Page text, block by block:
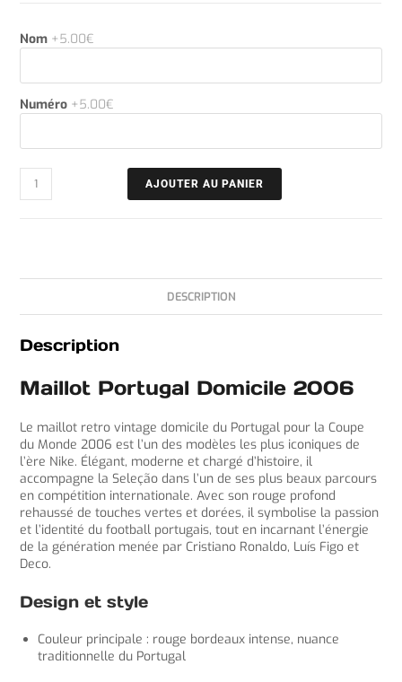
Nom +5.00€
Numéro +5.00€
AJOUTER AU PANIER
DESCRIPTION
Description
Maillot Portugal Domicile 2006
Le maillot retro vintage domicile du Portugal pour la Coupe
du Monde 2006 est l’un des modèles les plus iconiques de
l’ère Nike. Élégant, moderne et chargé d’histoire, il
accompagne la Seleção dans l’un de ses plus beaux parcours
en compétition internationale. Avec son rouge profond
rehaussé de touches vertes et dorées, il symbolise la passion
et l’identité du football portugais, tout en incarnant l’énergie
de la génération menée par Cristiano Ronaldo, Luís Figo et
Deco.
Design et style
Couleur principale : rouge bordeaux intense, nuance
traditionnelle du Portugal